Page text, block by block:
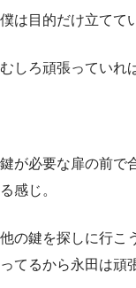
僕は目的だけ立てて
むしろ頑張っていれ
鍵が必要な扉の前で
る感じ。
他の鍵を探しに行こ
ってるから永田は頑